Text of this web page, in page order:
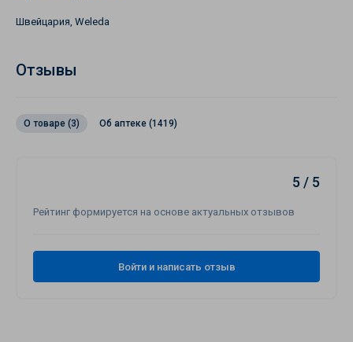
Швейцария, Weleda
Отзывы
О товаре (3) Об аптеке (1419)
5 / 5
Рейтинг формируется на основе актуальных отзывов
Войти и написать отзыв